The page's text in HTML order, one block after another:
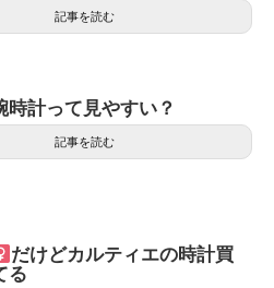
記事を読む
時計って見やすい？
記事を読む
だけどカルティエの時計買
る